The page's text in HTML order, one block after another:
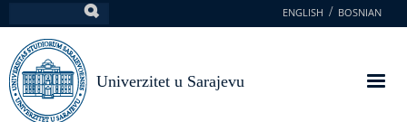
na
glavni
sadržaj
ENGLISH BOSNIAN
Univerzitet u Sarajevu